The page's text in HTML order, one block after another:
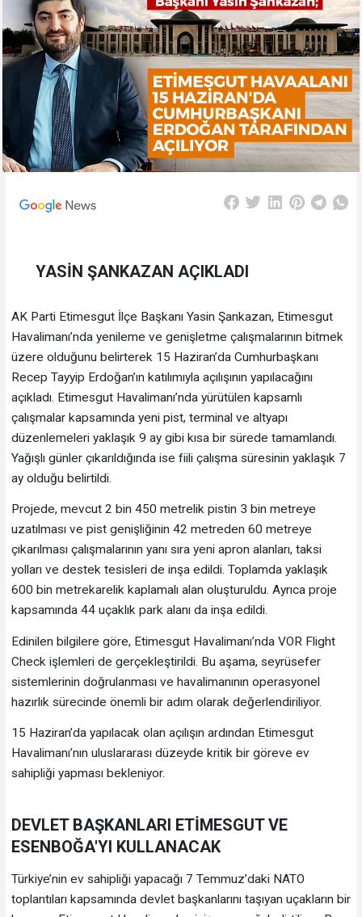
YASİN ŞANKAZAN AÇIKLADI
AK Parti Etimesgut İlçe Başkanı Yasin Şankazan, Etimesgut
Havalimanı’nda yenileme ve genişletme çalışmalarının bitmek
üzere olduğunu belirterek 15 Haziran’da Cumhurbaşkanı
Recep Tayyip Erdoğan’ın katılımıyla açılışının yapılacağını
açıkladı. Etimesgut Havalimanı’nda yürütülen kapsamlı
çalışmalar kapsamında yeni pist, terminal ve altyapı
düzenlemeleri yaklaşık 9 ay gibi kısa bir sürede tamamlandı.
Yağışlı günler çıkarıldığında ise fiili çalışma süresinin yaklaşık 7
ay olduğu belirtildi.
Projede, mevcut 2 bin 450 metrelik pistin 3 bin metreye
uzatılması ve pist genişliğinin 42 metreden 60 metreye
çıkarılması çalışmalarının yanı sıra yeni apron alanları, taksi
yolları ve destek tesisleri de inşa edildi. Toplamda yaklaşık
600 bin metrekarelik kaplamalı alan oluşturuldu. Ayrıca proje
kapsamında 44 uçaklık park alanı da inşa edildi.
Edinilen bilgilere göre, Etimesgut Havalimanı’nda VOR Flight
Check işlemleri de gerçekleştirildi. Bu aşama, seyrüsefer
sistemlerinin doğrulanması ve havalimanının operasyonel
hazırlık sürecinde önemli bir adım olarak değerlendiriliyor.
15 Haziran’da yapılacak olan açılışın ardından Etimesgut
Havalimanı’nın uluslararası düzeyde kritik bir göreve ev
sahipliği yapması bekleniyor.
DEVLET BAŞKANLARI ETİMESGUT VE
ESENBOĞA'YI KULLANACAK
Türkiye’nin ev sahipliği yapacağı 7 Temmuz’daki NATO
toplantıları kapsamında devlet başkanlarını taşıyan uçakların bir